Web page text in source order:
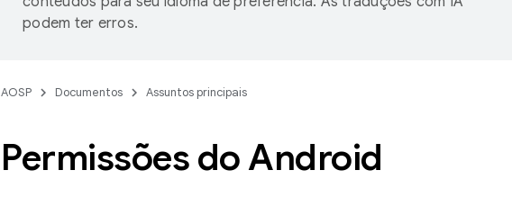
podem ter erros.
AOSP Documentos Assuntos principais
Permissões do Android